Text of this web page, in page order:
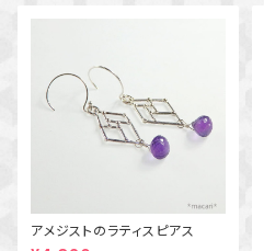
アメジストのラティスピアス